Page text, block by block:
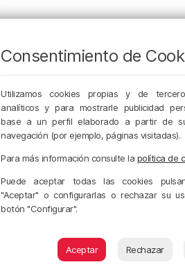
Consentimiento de
Utilizamos cookies propias y de
analíticos y para mostrarle publicidad
base a un perfil elaborado a partir de
navegación (por ejemplo, páginas visitadas).
Para más información consulte la política de
Puede aceptar todas las cookies
"Aceptar" o configurarlas o rechazar su
botón "Configurar".
Aceptar Rechazar